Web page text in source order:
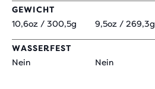
GEWICHT
10,6oz / 300,5g
9,5oz / 269,3g
WASSERFEST
Nein
Nein